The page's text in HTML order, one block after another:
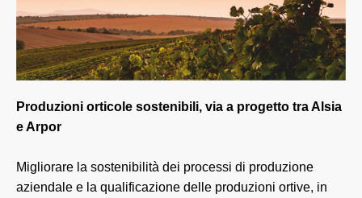
Produzioni orticole sostenibili, via a progetto tra Alsia
e Arpor
Migliorare la sostenibilità dei processi di produzione
aziendale e la qualificazione delle produzioni ortive, in